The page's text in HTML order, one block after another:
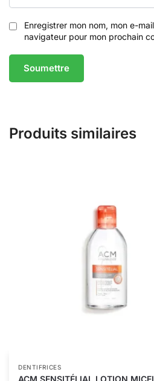
Enregistrer mon nom, mon e-
navigateur pour mon prochain
Produits similaires
DENTIFRICES
ACM SENSITÉLIAL LOTION